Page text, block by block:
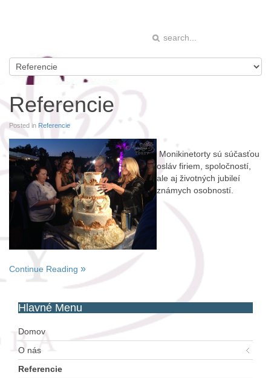
Referencie
Posted in Referencie
Monikinetorty sú súčasťou
osláv firiem, spoločností,
ale aj životných jubileí
známych osobností.
Continue Reading
Hlavné Menu
Domov
O nás
Referencie